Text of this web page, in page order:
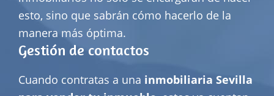
esto, sino que sabrán cómo hacerlo de la
manera más óptima.
Gestión de contactos
Cuando contratas a una inmobiliaria Sevilla